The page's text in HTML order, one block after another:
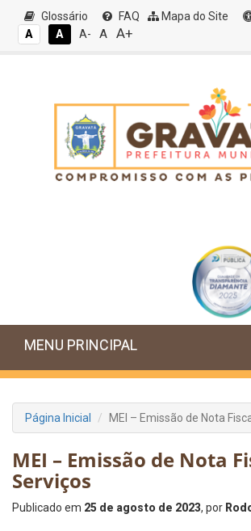
Glossário FAQ Mapa do Site
A
A A- A A+
MENU PRINCIPAL
Página Inicial MEI – Emissão de Nota
MEI – Emissão de Nota
Serviços
Publicado em 25 de agosto de 2023, por